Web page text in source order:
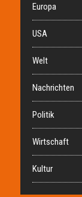
Europa
USA
Welt
Nachrichten
Politik
Wirtschaft
Kultur